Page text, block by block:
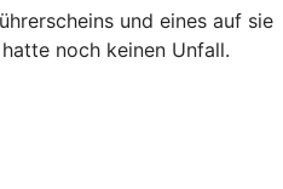
und eines auf sie
noch keinen Unfall.